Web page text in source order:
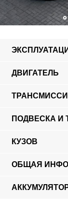
ДВИГАТЕЛЬ
ПОДВЕСКА И
КУЗОВ
ОБЩАЯ